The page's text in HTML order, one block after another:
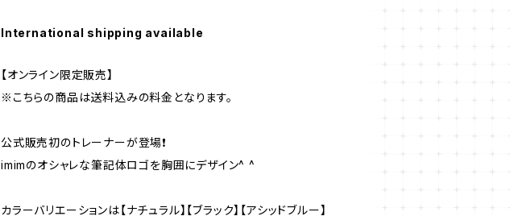
International shipping available
【オンライン限定販売】
※こちらの商品は送料込みの料金となります。
公式販売初のトレーナーが登場❗️
imimのオシャレな筆記体ロゴを胸囲にデザイン^ ^
カラーバリエーションは【ナチュラル】【ブラック】【アシッドブルー】